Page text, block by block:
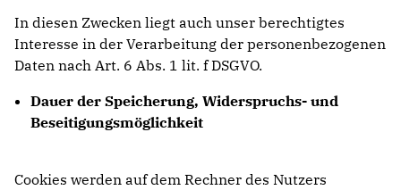
In diesen Zwecken liegt auch unser berechtigtes
Interesse in der Verarbeitung der personenbezogenen
Daten nach Art. 6 Abs. 1 lit. f DSGVO.
Dauer der Speicherung, Widerspruchs- und
Beseitigungsmöglichkeit
Cookies werden auf dem Rechner des Nutzers